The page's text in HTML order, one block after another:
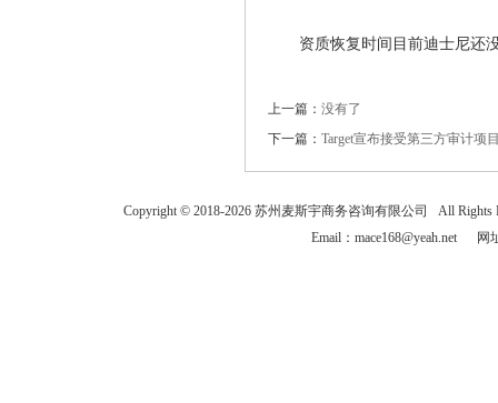
资质恢复时间目前迪士尼还
上一篇： 没有了
下一篇： Target宣布接受第三方审计项
Copyright © 2018-2026 苏州麦斯宇商务咨询有限公司 All
Email：mace168@yeah.net